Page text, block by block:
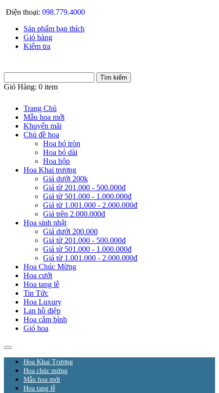
Điện thoại: 098.779.4000
Sản phẩm bạn thích
Giỏ hàng
Kiểm tra
Giỏ Hàng: 0 item
Trang Chủ
Mẫu hoa mới
Khuyến mãi
Chủ đề hoa
Hoa bó tròn
Hoa bó dài
Hoa hộp
Hoa Khai trương
Giá dưới 200k
Giá từ 201.000 - 500.000đ
Giá từ 501.000 - 1.000.000đ
Giá từ 1.001.000 - 2.000.000đ
Giá trên 2.000.000đ
Hoa sinh nhật
Giá dưới 200.000
Giá từ 201.000 - 500.000đ
Giá từ 501.000 - 1.000.000đ
Giá từ 1.001.000 - 2.000.000đ
Hoa Chúc Mừng
Hoa cưới
Hoa tang lễ
Tin Tức
Hoa Luxury
Lan hồ điệp
Hoa cắm bình
Giỏ hoa
Hoa Khai Trương
Hoa chúc mừng
Mẫu hoa mới
Hoa tang lễ